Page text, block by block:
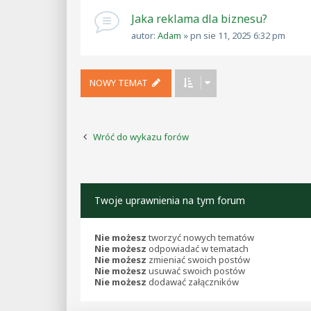
Jaka reklama dla biznesu?
autor: Adam »pn sie 11, 2025 6:32 pm
NOWY TEMAT
Wróć do wykazu forów
Twoje uprawnienia na tym forum
Nie możesz tworzyć nowych tematów
Nie możesz odpowiadać w tematach
Nie możesz zmieniać swoich postów
Nie możesz usuwać swoich postów
Nie możesz dodawać załączników